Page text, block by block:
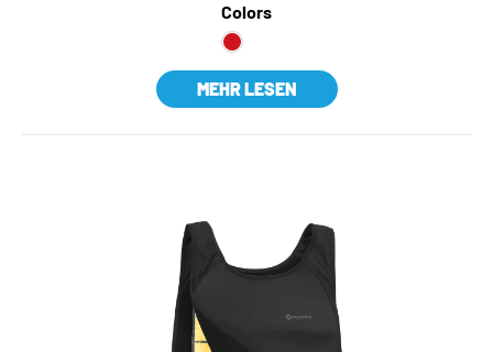
Colors
MEHR LESEN